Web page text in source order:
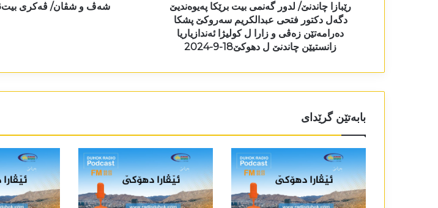
رێبازا چاندنێ/ لدور گەنمی بیت برێکا پەیوەندیێ
دگەل دکتور فتحی عبدالکریم سەروکێ پشکا
دەرامەتێن زەڤی و زارا ل کولیژا ئەندازیاریا
زانستیێن چاندنێ ل دھوکێ18-9-2024
شەڤ و شڤان/ ڤەکری بيت18-9-2024
بابەتێن گرێدای